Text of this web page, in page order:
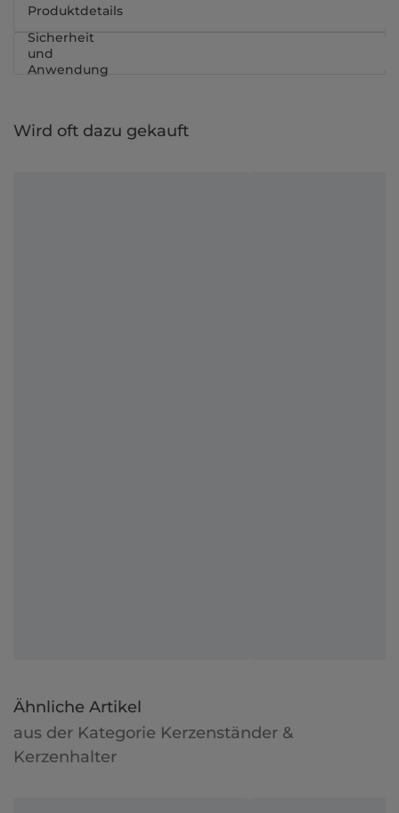
Produktdetails
Sicherheit
und
Anwendung
Wird oft dazu gekauft
Ähnliche Artikel
aus der Kategorie Kerzenständer &
Kerzenhalter